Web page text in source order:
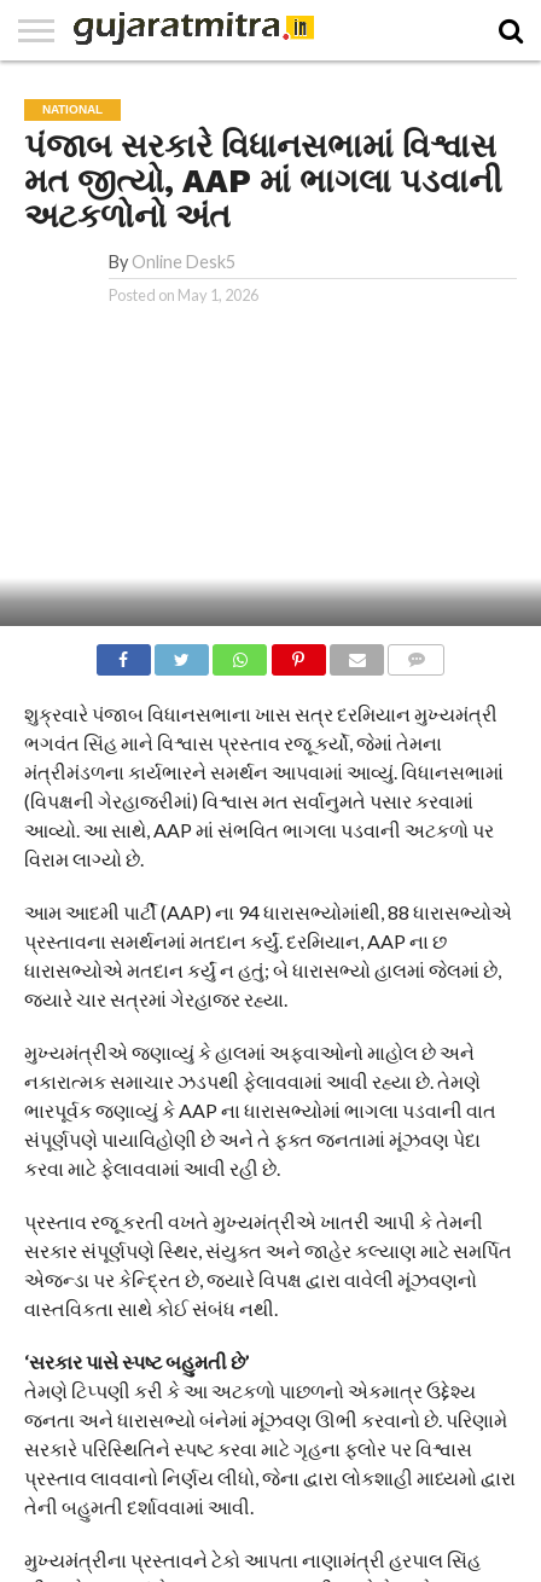
PAPER
NATIONAL
WORLD
BUSINESS
SPORTS
GUJARAT
OPINION
MORE
NATIONAL
પંજાબ સરકારે વિધાનસભામાં વિશ્વાસ
મત જીત્યો, AAP માં ભાગલા પડવાની
અટકળોનો અંત
By Online Desk5
Posted on May 1, 2026
શુક્રવારે પંજાબ વિધાનસભાના ખાસ સત્ર દરમિયાન મુખ્યમંત્રી
ભગવંત સિંહ માને વિશ્વાસ પ્રસ્તાવ રજૂ કર્યો, જેમાં તેમના
મંત્રીમંડળના કાર્યભારને સમર્થન આપવામાં આવ્યું. વિધાનસભામાં
(વિપક્ષની ગેરહાજરીમાં) વિશ્વાસ મત સર્વાનુમતે પસાર કરવામાં
આવ્યો. આ સાથે, AAP માં સંભવિત ભાગલા પડવાની અટકળો પર
વિરામ લાગ્યો છે.
આમ આદમી પાર્ટી (AAP) ના 94 ધારાસભ્યોમાંથી, 88 ધારાસભ્યોએ
પ્રસ્તાવના સમર્થનમાં મતદાન કર્યું. દરમિયાન, AAP ના છ
ધારાસભ્યોએ મતદાન કર્યું ન હતું; બે ધારાસભ્યો હાલમાં જેલમાં છે,
જ્યારે ચાર સત્રમાં ગેરહાજર રહ્યા.
મુખ્યમંત્રીએ જણાવ્યું કે હાલમાં અફવાઓનો માહોલ છે અને
નકારાત્મક સમાચાર ઝડપથી ફેલાવવામાં આવી રહ્યા છે. તેમણે
ભારપૂર્વક જણાવ્યું કે AAP ના ધારાસભ્યોમાં ભાગલા પડવાની વાત
સંપૂર્ણપણે પાયાવિહોણી છે અને તે ફક્ત જનતામાં મૂંઝવણ પેદા
કરવા માટે ફેલાવવામાં આવી રહી છે.
પ્રસ્તાવ રજૂ કરતી વખતે મુખ્યમંત્રીએ ખાતરી આપી કે તેમની
સરકાર સંપૂર્ણપણે સ્થિર, સંયુક્ત અને જાહેર કલ્યાણ માટે સમર્પિત
એજન્ડા પર કેન્દ્રિત છે, જ્યારે વિપક્ષ દ્વારા વાવેલી મૂંઝવણનો
વાસ્તવિકતા સાથે કોઈ સંબંધ નથી.
‘સરકાર પાસે સ્પષ્ટ બહુમતી છે’
તેમણે ટિપ્પણી કરી કે આ અટકળો પાછળનો એકમાત્ર ઉદ્દેશ્ય
જનતા અને ધારાસભ્યો બંનેમાં મૂંઝવણ ઊભી કરવાનો છે. પરિણામે
સરકારે પરિસ્થિતિને સ્પષ્ટ કરવા માટે ગૃહના ફ્લોર પર વિશ્વાસ
પ્રસ્તાવ લાવવાનો નિર્ણય લીધો, જેના દ્વારા લોકશાહી માધ્યમો દ્વારા
તેની બહુમતી દર્શાવવામાં આવી.
મુખ્યમંત્રીના પ્રસ્તાવને ટેકો આપતા નાણામંત્રી હરપાલ સિંહ